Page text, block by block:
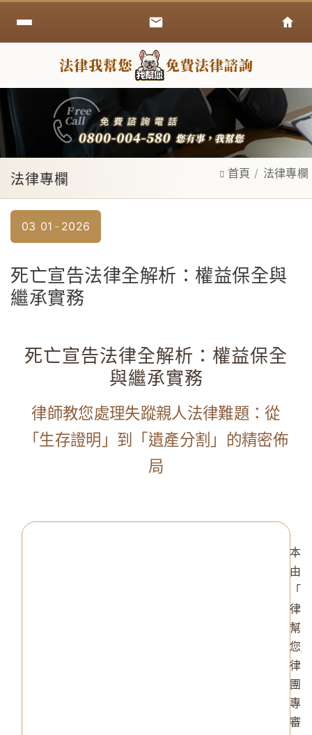
法律專欄 首頁 法律專欄
03 01 2026
死亡宣告法律全解析：權益保全與
繼承實務
死亡宣告法律全解析：權益保全
與繼承實務
律師教您處理失蹤親人法律難題：從
「生存證明」到「遺產分割」的精密佈
局
本文
由
「法
律我
幫
您」
律師
團隊
專業
審定